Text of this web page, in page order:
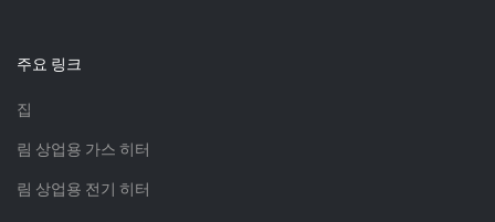
주요 링크
집
림 상업용 가스 히터
림 상업용 전기 히터